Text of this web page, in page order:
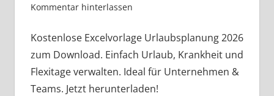
Kommentar hinterlassen
Kostenlose Excelvorlage Urlaubsplanung 2026
zum Download. Einfach Urlaub, Krankheit und
Flexitage verwalten. Ideal für Unternehmen &
Teams. Jetzt herunterladen!